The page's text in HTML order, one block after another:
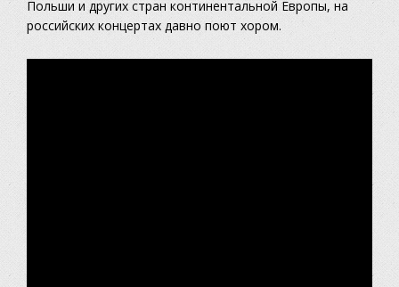
Польши и других стран континентальной Европы, на
российских концертах давно поют хором.